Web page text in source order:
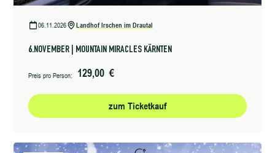
06.11.2026 Landhof Irschen im Drautal
6.NOVEMBER | MOUNTAIN MIRACLES KÄRNTEN
Preis pro Person: 129,00 €
zum Ticketkauf